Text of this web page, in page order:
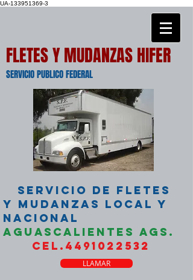
UA-133951369-3
FLETES Y MUDANZAS HIFER
SERVICIO PUBLICO FEDERAL
SERVICIO DE FLETES
Y MUDANZAS LOCAL Y
NACIONAL
AGUASCALIENTES AGS.
CEL.4491022532
LLAMAR